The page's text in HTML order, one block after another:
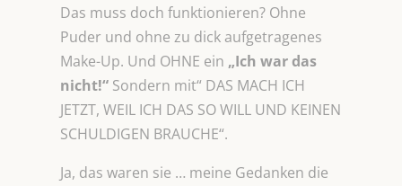
Das muss doch funktionieren? Ohne
Puder und ohne zu dick aufgetragenes
Make-Up. Und OHNE ein „Ich war das
nicht!“ Sondern mit“ DAS MACH ICH
JETZT, WEIL ICH DAS SO WILL UND KEINEN
SCHULDIGEN BRAUCHE“.
Ja, das waren sie … meine Gedanken die